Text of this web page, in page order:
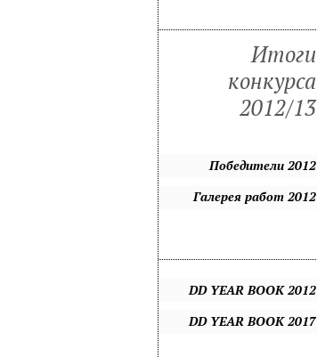
Итоги
конкурса
2012/13
Победители 2012
Галерея работ 2012
DD YEAR BOOK 2012
DD YEAR BOOK 2017